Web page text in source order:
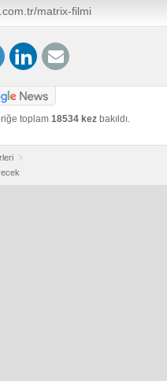
matrix-filmi
toplam 18534 kez bakıldı.